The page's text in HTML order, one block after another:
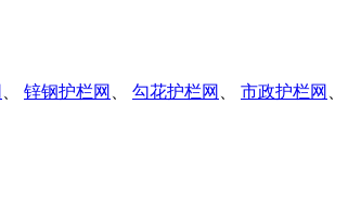
锌钢护栏网 勾花护栏网 市政护栏网